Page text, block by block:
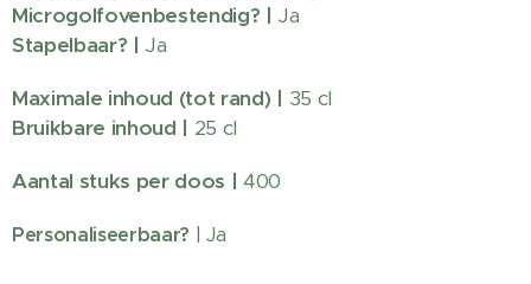
Microgolfovenbestendig? | Ja
Stapelbaar? | Ja
Maximale inhoud (tot rand) | 35 cl
Bruikbare inhoud | 25 cl
Aantal stuks per doos | 400
Personaliseerbaar? | Ja